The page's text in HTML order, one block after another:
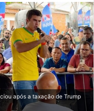
após a taxação de Trump